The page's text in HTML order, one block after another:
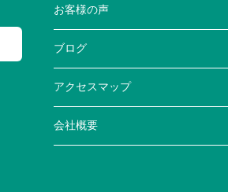
お客様の声
ブログ
アクセスマップ
会社概要